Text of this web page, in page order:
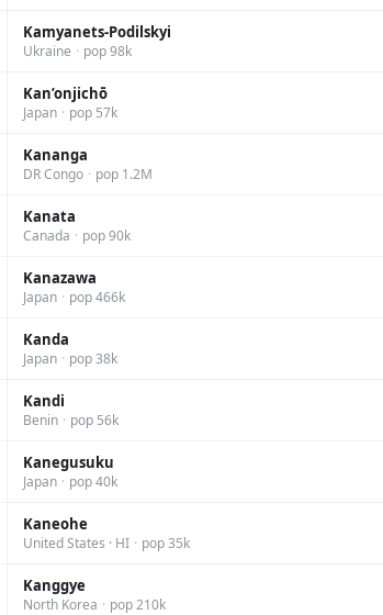
Kamyanets-Podilskyi
Ukraine · pop 98k
Kan’onjichō
Japan · pop 57k
Kananga
DR Congo · pop 1.2M
Kanata
Canada · pop 90k
Kanazawa
Japan · pop 466k
Kanda
Japan · pop 38k
Kandi
Benin · pop 56k
Kanegusuku
Japan · pop 40k
Kaneohe
United States · HI · pop 35k
Kanggye
North Korea · pop 210k